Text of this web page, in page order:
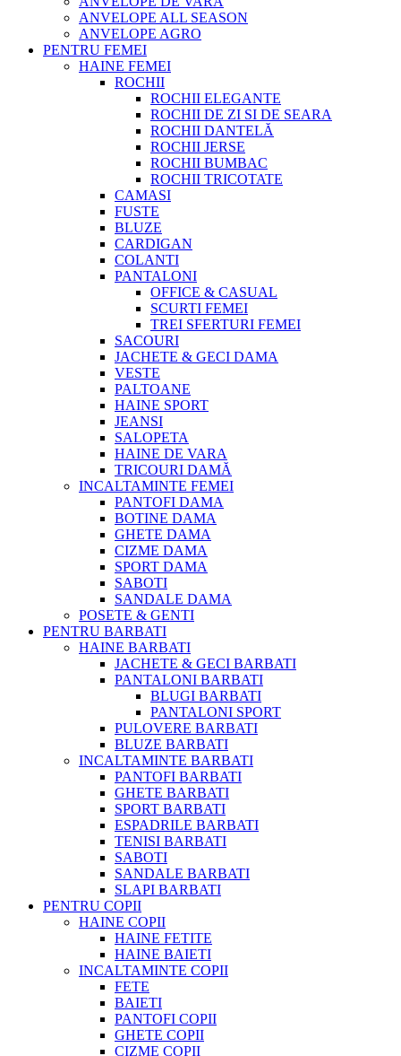
ANVELOPE ALL SEASON
ANVELOPE AGRO
PENTRU FEMEI
HAINE FEMEI
ROCHII
ROCHII ELEGANTE
ROCHII DE ZI SI DE SEARA
ROCHII DANTELĂ
ROCHII JERSE
ROCHII BUMBAC
ROCHII TRICOTATE
CAMASI
FUSTE
BLUZE
CARDIGAN
COLANTI
PANTALONI
OFFICE & CASUAL
SCURTI FEMEI
TREI SFERTURI FEMEI
SACOURI
JACHETE & GECI DAMA
VESTE
PALTOANE
HAINE SPORT
JEANSI
SALOPETA
HAINE DE VARA
TRICOURI DAMĂ
INCALTAMINTE FEMEI
PANTOFI DAMA
BOTINE DAMA
GHETE DAMA
CIZME DAMA
SPORT DAMA
SABOTI
SANDALE DAMA
POSETE & GENTI
PENTRU BARBATI
HAINE BARBATI
JACHETE & GECI BARBATI
PANTALONI BARBATI
BLUGI BARBATI
PANTALONI SPORT
PULOVERE BARBATI
BLUZE BARBATI
INCALTAMINTE BARBATI
PANTOFI BARBATI
GHETE BARBATI
SPORT BARBATI
ESPADRILE BARBATI
TENISI BARBATI
SABOTI
SANDALE BARBATI
SLAPI BARBATI
PENTRU COPII
HAINE COPII
HAINE FETITE
HAINE BAIETI
INCALTAMINTE COPII
FETE
BAIETI
PANTOFI COPII
GHETE COPII
CIZME COPII